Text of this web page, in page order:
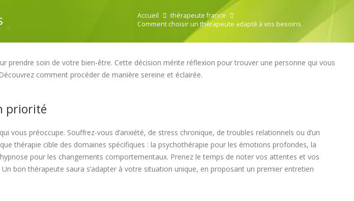
Accueil
thérapeute france
Comment choisir un thérapeute adapté à vos besoins
prendre soin de votre bien-être. Cette décision mérite réflexion pour trouver une personne qui vous
comment procéder de manière sereine et éclairée.
priorité
vous préoccupe. Souffrez-vous d’anxiété, de stress chronique, de troubles relationnels ou d’un
thérapie cible des domaines spécifiques : la psychothérapie pour les émotions profondes, la
pour les changements comportementaux. Prenez le temps de noter vos attentes et vos
bon thérapeute saura s’adapter à votre situation unique, en proposant un premier entretien